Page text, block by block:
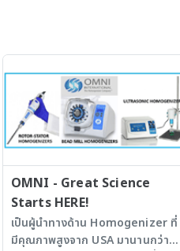
หาเชื้อไวรัส COVID-19 ซึ่งทำให้งาน
เกิดความรวดเร็ว ถูกต้อง แม่นยำ และ
ปลอดภัยกับผู้ใช้งาน
16 ตำแหน่ง · มีให้เลือก 2 รุ่น ได้แก่
Dissilio TX8 แบบ 6-8 ตำแหน่ง และ
Dissilio TX16 แบบ 12-16 ตำแหน่ง
· ใช้งานง่ายผ่านหน้าจอสัมผัส กว้าง 7
นิ้ว ด้วยระบบ Real Time ทำงานผ่าน
Interface Browser ที่ไม่ต้องติดตั้ง
ซอฟท์แวร์ใดๆ ใช้งานได้ง่ายแม้ในขณะ
สวมถุงมือ และสามารถควบคุมผ่าน
คอมพิวเตอร์ได้ · ปริมาตร 500-
1000ml, 100ml, 200ml, 250ml และ
ชุด Kit สำหรับปริมาตรน้อย · ได้
OMNI - Great Science
Starts HERE!
เป็นผู้นำทางด้าน Homogenizer ที่
มีคุณภาพสูงจาก USA มานานกว่า